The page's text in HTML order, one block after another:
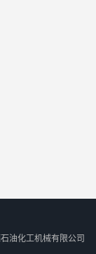
油化工机械有限公司